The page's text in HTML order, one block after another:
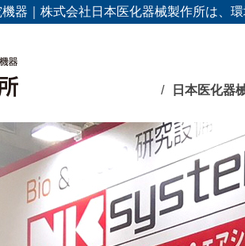
器｜株式会社日本医化器械製作所は、
日本医化器